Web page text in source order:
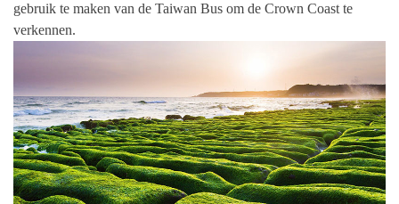
gebruik te maken van de Taiwan Bus om de Crown Coast te
verkennen.